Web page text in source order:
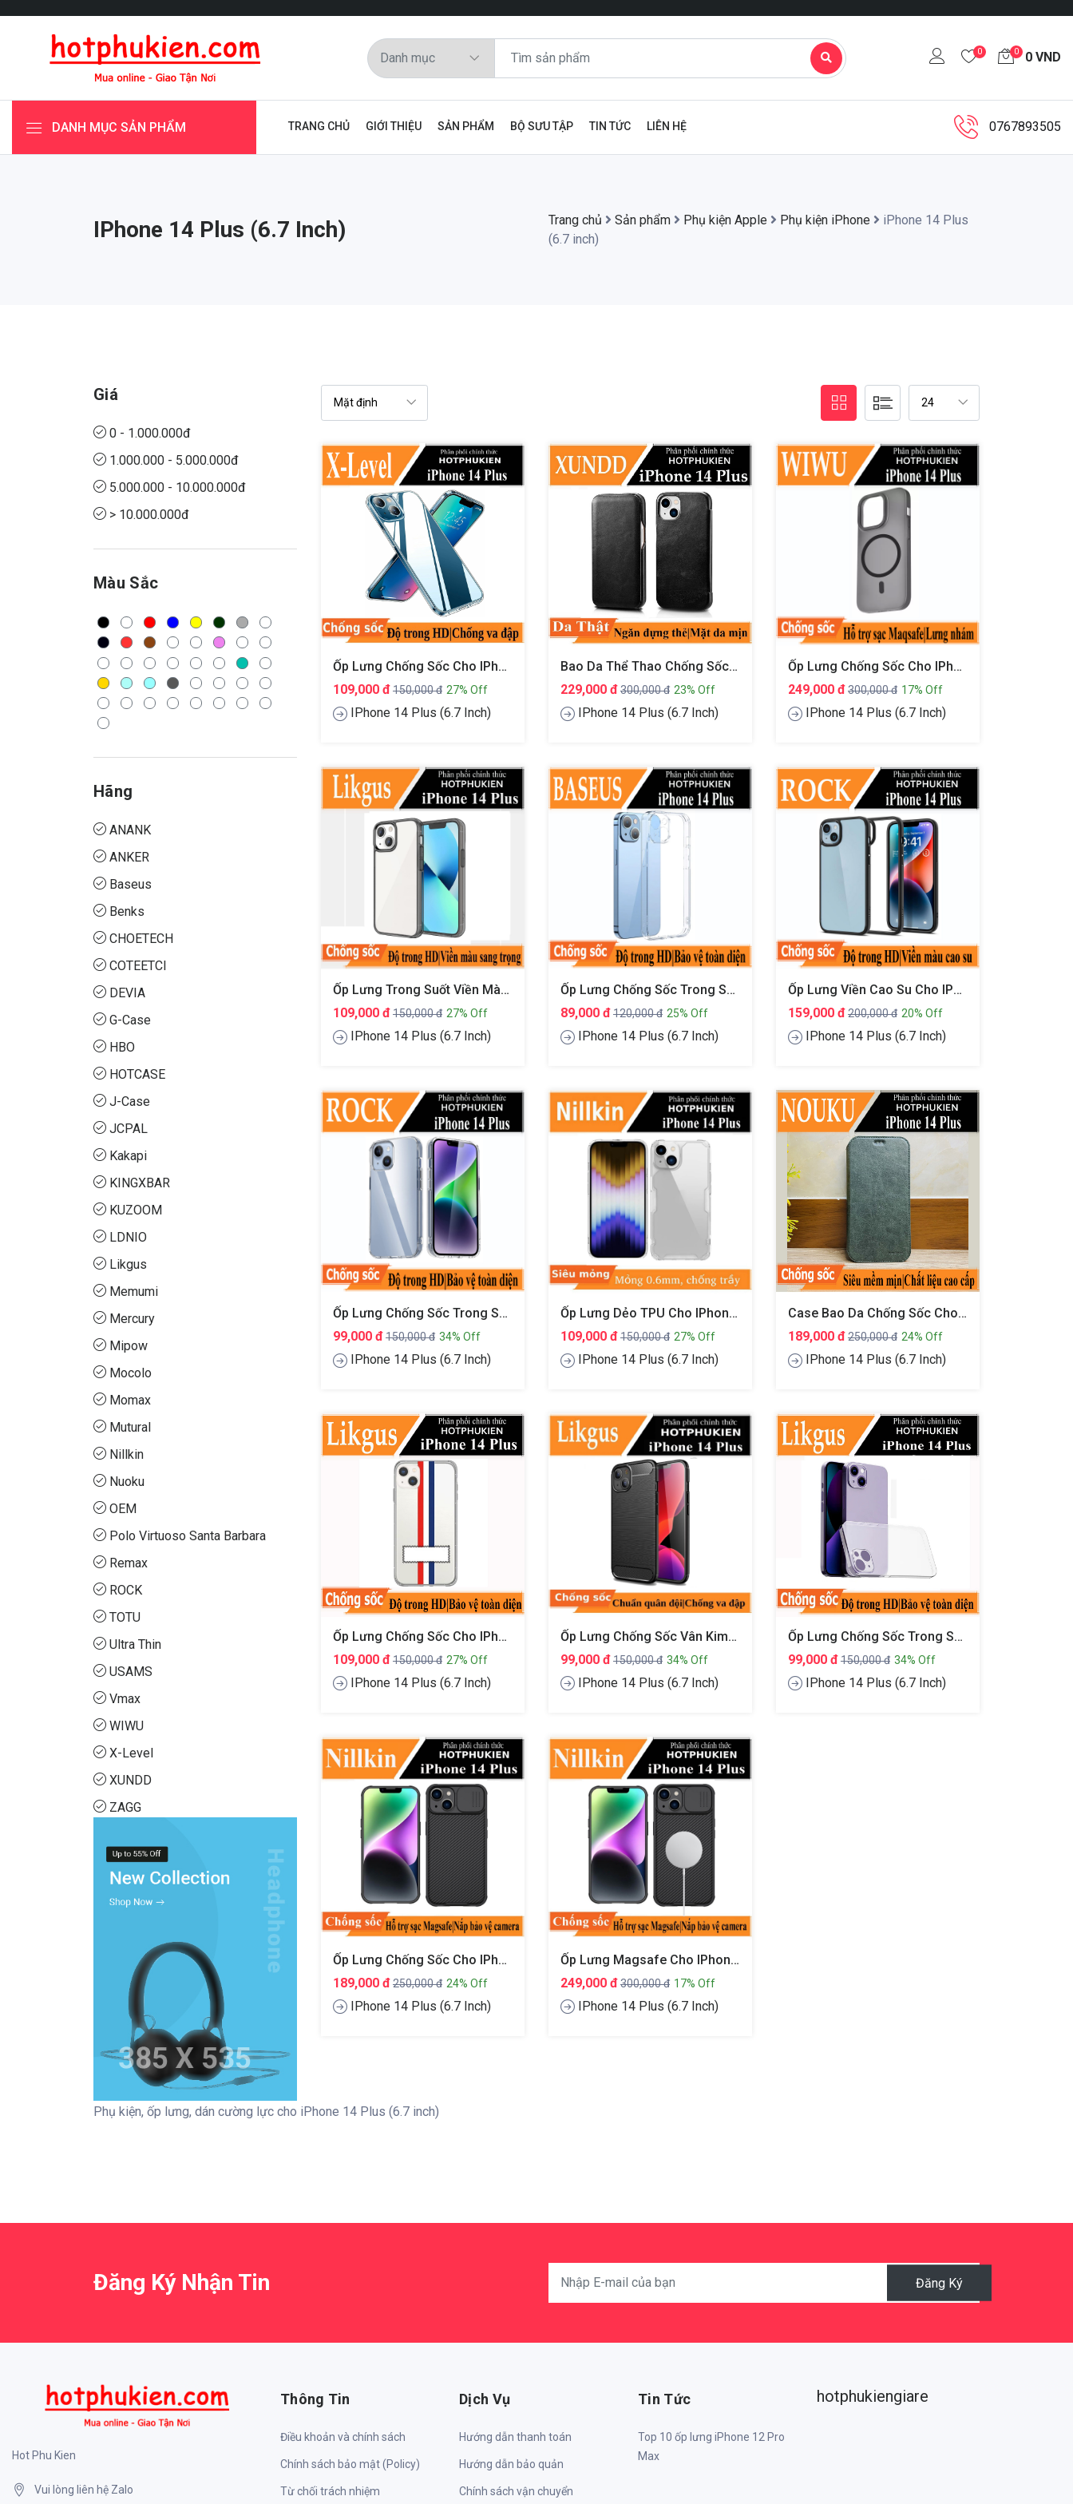
0 0 0 VND
DANH MỤC SẢN PHẨM TRANG CHỦ GIỚI THIỆU SẢN PHẨM BỘ SƯU TẬP TIN TỨC LIÊN HỆ 0767893505
IPhone 14 Plus (6.7 Inch) Trang chủ Sản phẩm Phụ kiện Apple Phụ kiện iPhone
iPhone 14 Plus
(6.7 inch)
Ốp Lưng Chống Sốc Cho IPhone 14 Plus Mặt Lưng Trong Suốt Siêu Mỏng 0.8mm Hiệu X-Level Sparkling Series
109,000 đ150,000 đ 27% Off
IPhone 14 Plus (6.7 Inch)
Bao Da Thể Thao Chống Sốc Dành Cho IPhone 14 Plus (6.7 Inch) Hiệu XUNDD Gra Series
229,000 đ300,000 đ 23% Off
IPhone 14 Plus (6.7 Inch)
Ốp Lưng Chống Sốc Cho IPhone 14 Plus (6.7 Inch) Hỗ Trợ Sạc Magsafe Hiệu WIWU PC Ultra-Thin Frosted Magnetic Case
249,000 đ300,000 đ 17% Off
IPhone 14 Plus (6.7 Inch)
Ốp Lưng Trong Suốt Viền Màu Cho IPhone 14 Plus (6.7 Inch) Hiệu Likgus Simple But Unique
109,000 đ150,000 đ 27% Off
IPhone 14 Plus (6.7 Inch)
Ốp Lưng Chống Sốc Trong Suốt Cho IPhone 14 Plus (6.7 Inch) Hiệu Baseus Protective Case
89,000 đ120,000 đ 25% Off
IPhone 14 Plus (6.7 Inch)
Ốp Lưng Viền Cao Su Cho IPhone 14 Plus (6.7 Inch) Hiệu Rock Hybrid Protective Case
159,000 đ200,000 đ 20% Off
IPhone 14 Plus (6.7 Inch)
Ốp Lưng Chống Sốc Trong Suốt Cho IPhone 14 Plus (6.7 Inch) Hiệu Rock Space Protective Case
99,000 đ150,000 đ 34% Off
IPhone 14 Plus (6.7 Inch)
Ốp Lưng Dẻo TPU Cho IPhone 14 Plus (6.7 Inch) Nillkin Nature TPU Pro Case
109,000 đ150,000 đ 27% Off
IPhone 14 Plus (6.7 Inch)
Case Bao Da Chống Sốc Cho IPhone 14 Plus (6.7 Inch) Hiệu Nuoku Elegant And Royal
189,000 đ250,000 đ 24% Off
IPhone 14 Plus (6.7 Inch)
Ốp Lưng Chống Sốc Cho IPhone 14 Plus (6.7 Inch) Hiệu Likgus Thom Browne
109,000 đ150,000 đ 27% Off
IPhone 14 Plus (6.7 Inch)
Ốp Lưng Chống Sốc Vân Kim Loại Cho IPhone 14 Plus (6.7 Inch) Hiệu Likgus
99,000 đ150,000 đ 34% Off
IPhone 14 Plus (6.7 Inch)
Ốp Lưng Chống Sốc Trong Suốt Cho IPhone 14 Plus (6.7 Inch) Hiệu Likgus Crashproof
99,000 đ150,000 đ 34% Off
IPhone 14 Plus (6.7 Inch)
Ốp Lưng Chống Sốc Cho IPhone 14 Plus (6.7 Inch) Bảo Vệ Camera Hiệu Nillkin Camshield Pro
189,000 đ250,000 đ 24% Off
IPhone 14 Plus (6.7 Inch)
Ốp Lưng Magsafe Cho IPhone 14 Plus (6.7 Inch) Bảo Vệ Camera Hiệu Nillkin Camshield Pro
249,000 đ300,000 đ 17% Off
IPhone 14 Plus (6.7 Inch)
Giá
0 - 1.000.000đ
1.000.000 - 5.000.000đ
5.000.000 - 10.000.000đ
> 10.000.000đ
Màu Sắc
Hãng
ANANK
ANKER
Baseus
Benks
CHOETECH
COTEETCI
DEVIA
G-Case
HBO
HOTCASE
J-Case
JCPAL
Kakapi
KINGXBAR
KUZOOM
LDNIO
Likgus
Memumi
Mercury
Mipow
Mocolo
Momax
Mutural
Nillkin
Nuoku
OEM
Polo Virtuoso Santa Barbara
Remax
ROCK
TOTU
Ultra Thin
USAMS
Vmax
WIWU
X-Level
XUNDD
ZAGG
Phụ kiện, ốp lưng, dán cường lực cho iPhone 14 Plus (6.7 inch)
Đăng Ký Nhận Tin Đăng Ký
Hot Phu Kien
Vui lòng liên hệ Zalo
Thông Tin
Điều khoản và chính sách
Chính sách bảo mật (Policy)
Từ chối trách nhiệm
Dịch Vụ
Hướng dẫn thanh toán
Hướng dẫn bảo quản
Chính sách vận chuyển
Tin Tức
Top 10 ốp lưng iPhone 12 Pro
Max
hotphukiengiare